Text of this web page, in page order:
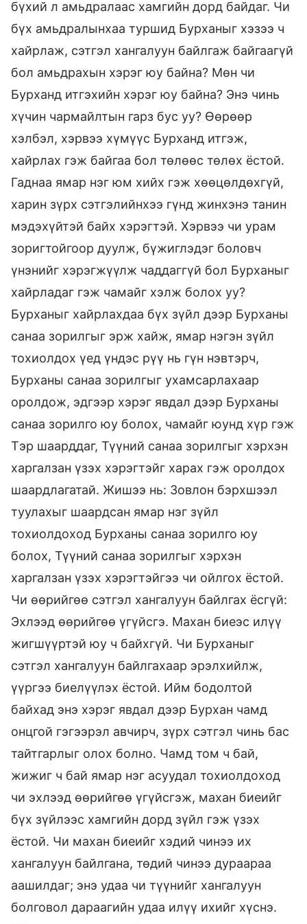
бүхий л амьдралаас хамгийн дорд байдаг. Чи
бүх амьдралынхаа туршид Бурханыг хэзээ ч
хайрлаж, сэтгэл хангалуун байлгаж байгаагүй
бол амьдрахын хэрэг юу байна? Мөн чи
Бурханд итгэхийн хэрэг юу байна? Энэ чинь
хүчин чармайлтын гарз бус уу? Өөрөөр
хэлбэл, хэрвээ хүмүүс Бурханд итгэж,
хайрлах гэж байгаа бол төлөөс төлөх ёстой.
Гаднаа ямар нэг юм хийх гэж хөөцөлдөхгүй,
харин зүрх сэтгэлийнхээ гүнд жинхэнэ танин
мэдэхүйтэй байх хэрэгтэй. Хэрвээ чи урам
зоригтойгоор дуулж, бүжиглэдэг боловч
үнэнийг хэрэгжүүлж чаддаггүй бол Бурханыг
хайрладаг гэж чамайг хэлж болох уу?
Бурханыг хайрлахдаа бүх зүйл дээр Бурханы
санаа зорилгыг эрж хайж, ямар нэгэн зүйл
тохиолдох үед үндэс рүү нь гүн нэвтэрч,
Бурханы санаа зорилгыг ухамсарлахаар
оролдож, эдгээр хэрэг явдал дээр Бурханы
санаа зорилго юу болох, чамайг юунд хүр гэж
Тэр шаарддаг, Түүний санаа зорилгыг хэрхэн
харгалзан үзэх хэрэгтэйг харах гэж оролдох
шаардлагатай. Жишээ нь: Зовлон бэрхшээл
туулахыг шаардсан ямар нэг зүйл
тохиолдоход Бурханы санаа зорилго юу
болох, Түүний санаа зорилгыг хэрхэн
харгалзан үзэх хэрэгтэйгээ чи ойлгох ёстой.
Чи өөрийгөө сэтгэл хангалуун байлгах ёсгүй:
Эхлээд өөрийгөө үгүйсгэ. Махан биеэс илүү
жигшүүртэй юу ч байхгүй. Чи Бурханыг
сэтгэл хангалуун байлгахаар эрэлхийлж,
үүргээ биелүүлэх ёстой. Ийм бодолтой
байхад энэ хэрэг явдал дээр Бурхан чамд
онцгой гэгээрэл авчирч, зүрх сэтгэл чинь бас
тайтгарлыг олох болно. Чамд том ч бай,
жижиг ч бай ямар нэг асуудал тохиолдоход
чи эхлээд өөрийгөө үгүйсгэж, махан биеийг
бүх зүйлээс хамгийн дорд зүйл гэж үзэх
ёстой. Чи махан биеийг хэдий чинээ их
хангалуун байлгана, төдий чинээ дураараа
аашилдаг; энэ удаа чи түүнийг хангалуун
болговол дараагийн удаа илүү ихийг хүснэ.